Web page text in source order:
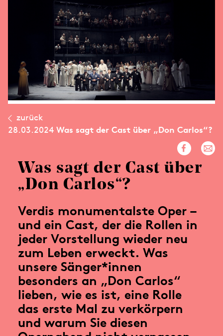
zurück
28.03.2024 Was sagt der Cast über „Don Carlos“?
Was sagt der Cast über
„Don Carlos“?
Verdis monumentalste Oper –
und ein Cast, der die Rollen in
jeder Vorstellung wieder neu
zum Leben erweckt. Was
unsere Sänger*innen
besonders an „Don Carlos“
lieben, wie es ist, eine Rolle
das erste Mal zu verkörpern
und warum Sie diesen